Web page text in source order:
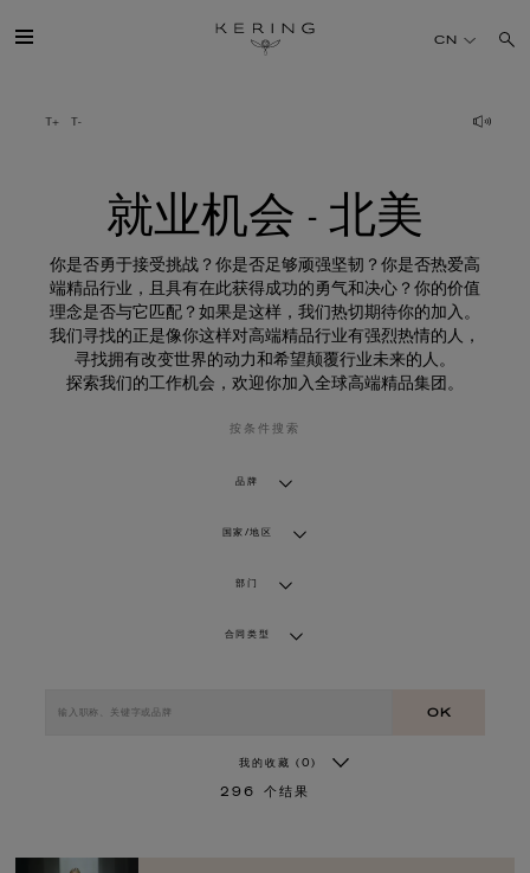
业
机
可持续发展
FINANCE
加入我们
CN
就业机会 - 北美
你是否勇于接受挑战？你是否足够顽强坚韧？你是否热爱高
端精品行业，且具有在此获得成功的勇气和决心？你的价值
理念是否与它匹配？如果是这样，我们热切期待你的加入。
我们寻找的正是像你这样对高端精品行业有强烈热情的人，
寻找拥有改变世界的动力和希望颠覆行业未来的人。
探索我们的工作机会，欢迎你加入全球高端精品集团。
按条件搜索
品牌
国家/地区
部门
合同类型
OK
我的收藏 (0)
296 个结果